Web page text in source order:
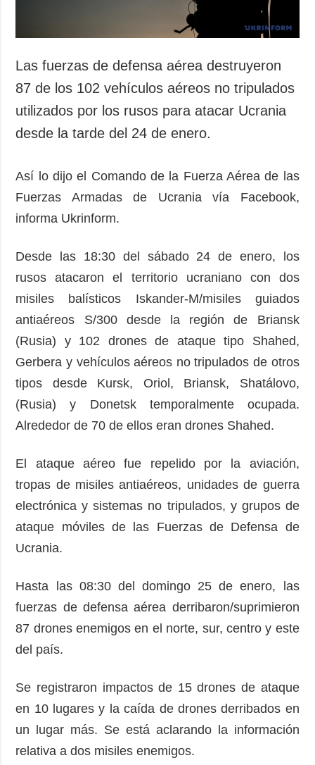
Las fuerzas de defensa aérea destruyeron
87 de los 102 vehículos aéreos no tripulados
utilizados por los rusos para atacar Ucrania
desde la tarde del 24 de enero.
Así lo dijo el Comando de la Fuerza Aérea de las
Fuerzas Armadas de Ucrania vía Facebook,
informa Ukrinform.
Desde las 18:30 del sábado 24 de enero, los
rusos atacaron el territorio ucraniano con dos
misiles balísticos Iskander-M/misiles guiados
antiaéreos S/300 desde la región de Briansk
(Rusia) y 102 drones de ataque tipo Shahed,
Gerbera y vehículos aéreos no tripulados de otros
tipos desde Kursk, Oriol, Briansk, Shatálovo,
(Rusia) y Donetsk temporalmente ocupada.
Alrededor de 70 de ellos eran drones Shahed.
El ataque aéreo fue repelido por la aviación,
tropas de misiles antiaéreos, unidades de guerra
electrónica y sistemas no tripulados, y grupos de
ataque móviles de las Fuerzas de Defensa de
Ucrania.
Hasta las 08:30 del domingo 25 de enero, las
fuerzas de defensa aérea derribaron/suprimieron
87 drones enemigos en el norte, sur, centro y este
del país.
Se registraron impactos de 15 drones de ataque
en 10 lugares y la caída de drones derribados en
un lugar más. Se está aclarando la información
relativa a dos misiles enemigos.